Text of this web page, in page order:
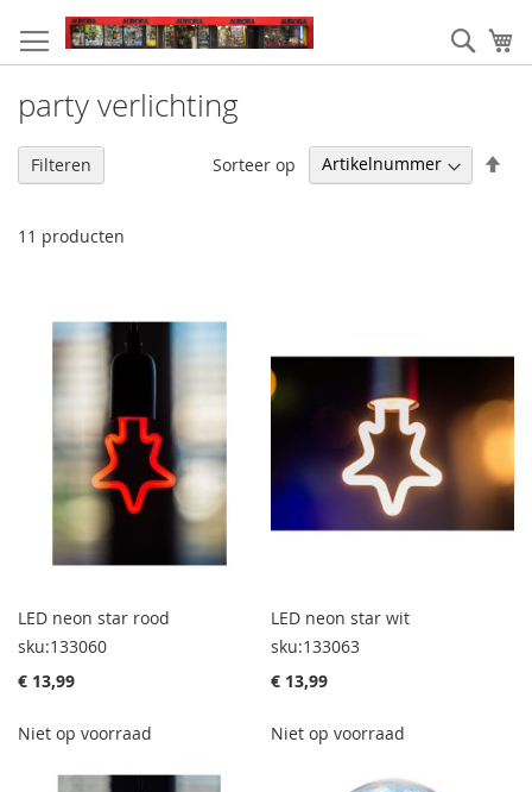
naar
de
Zoek
party verlichting
11 producten
Sorteer op
LED neon star rood
sku:133060
€ 13,99
Niet op voorraad
LED neon star wit
sku:133063
€ 13,99
Niet op voorraad
Filteren